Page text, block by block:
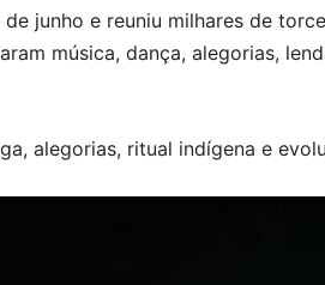
junho e reuniu milhares de
música, dança, alegorias,
alegorias, ritual indígena e